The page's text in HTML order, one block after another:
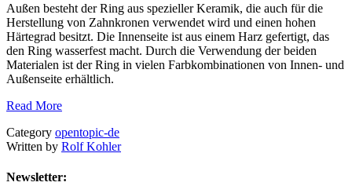
Außen besteht der Ring aus spezieller Keramik, die auch für die
Herstellung von Zahnkronen verwendet wird und einen hohen
Härtegrad besitzt. Die Innenseite ist aus einem Harz gefertigt, das
den Ring wasserfest macht. Durch die Verwendung der beiden
Materialen ist der Ring in vielen Farbkombinationen von Innen- und
Außenseite erhältlich.
Read More
Category opentopic-de
Written by Rolf Kohler
Newsletter: